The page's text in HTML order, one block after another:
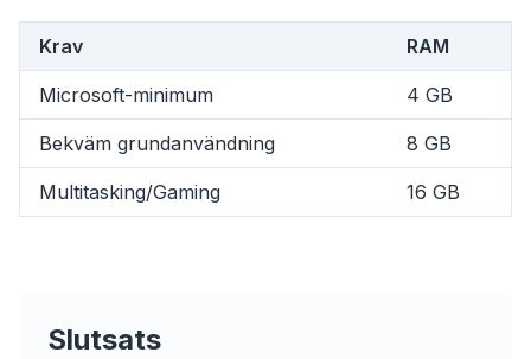
Krav RAM
Microsoft-minimum 4 GB
Bekväm grundanvändning 8 GB
Multitasking/Gaming 16 GB
Slutsats